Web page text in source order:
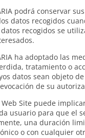
podrá conservar
datos recogidos
recogidos se
ha adoptado las
tratamiento o
datos sean objeto
de su
Web Site puede
usuario para que el
una duración
o con cualquier